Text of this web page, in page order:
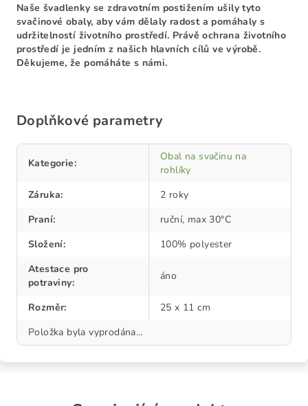
Naše švadlenky se zdravotním postižením ušily tyto
svačinové obaly, aby vám dělaly radost a pomáhaly s
udržitelností životního prostředí. Právě ochrana životního
prostředí je jedním z našich hlavních cílů ve výrobě.
Děkujeme, že pomáháte s námi.
Doplňkové parametry
Kategorie:
Obal na svačinu na
rohlíky
Záruka:
2 roky
Praní:
ruční, max 30°C
Složení:
100% polyester
Atestace pro
potraviny:
áno
Rozměr:
25 x 11 cm
Položka byla vyprodána…